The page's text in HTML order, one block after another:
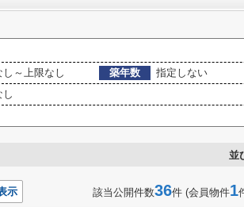
し～上限なし 築年数
指定しない
し
並
示 該当公開件数36件 (会員物件1